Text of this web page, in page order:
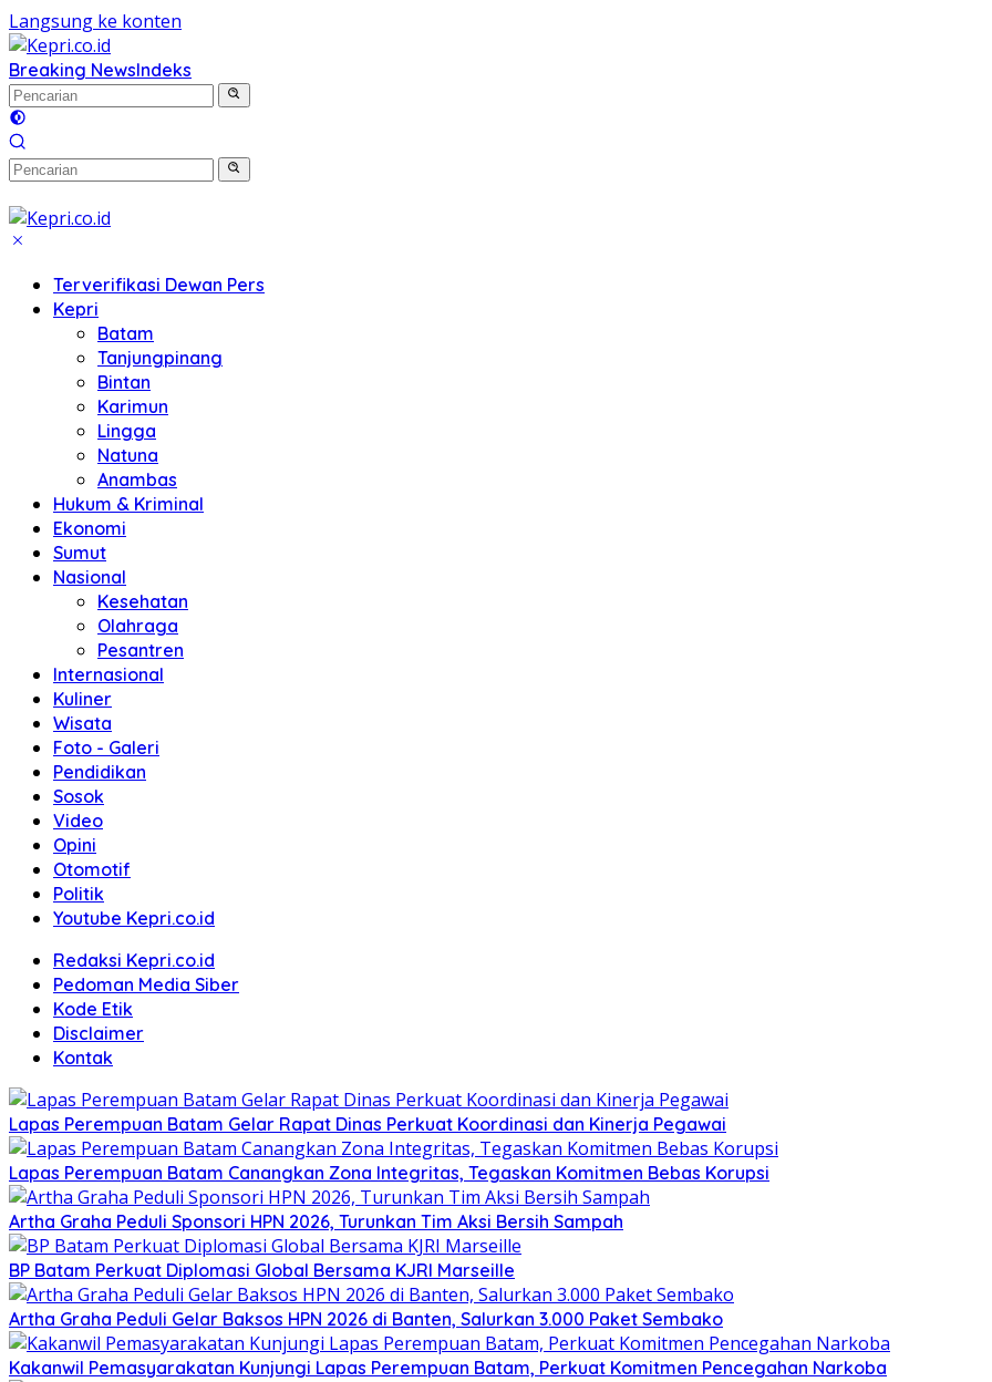
Langsung ke konten
Breaking NewsIndeks
Terverifikasi Dewan Pers
Kepri
Batam
Tanjungpinang
Bintan
Karimun
Lingga
Natuna
Anambas
Hukum & Kriminal
Ekonomi
Sumut
Nasional
Kesehatan
Olahraga
Pesantren
Internasional
Kuliner
Wisata
Foto - Galeri
Pendidikan
Sosok
Video
Opini
Otomotif
Politik
Youtube Kepri.co.id
Redaksi Kepri.co.id
Pedoman Media Siber
Kode Etik
Disclaimer
Kontak
Lapas Perempuan Batam Gelar Rapat Dinas Perkuat Koordinasi dan Kinerja Pegawai
Lapas Perempuan Batam Canangkan Zona Integritas, Tegaskan Komitmen Bebas Korupsi
Artha Graha Peduli Sponsori HPN 2026, Turunkan Tim Aksi Bersih Sampah
BP Batam Perkuat Diplomasi Global Bersama KJRI Marseille
Artha Graha Peduli Gelar Baksos HPN 2026 di Banten, Salurkan 3.000 Paket Sembako
Kakanwil Pemasyarakatan Kunjungi Lapas Perempuan Batam, Perkuat Komitmen Pencegahan Narkoba